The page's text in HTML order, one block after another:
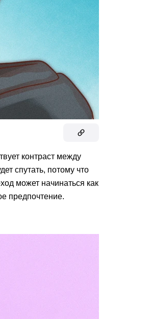
контраст между
спутать, потому что
может начинаться как
предпочтение.